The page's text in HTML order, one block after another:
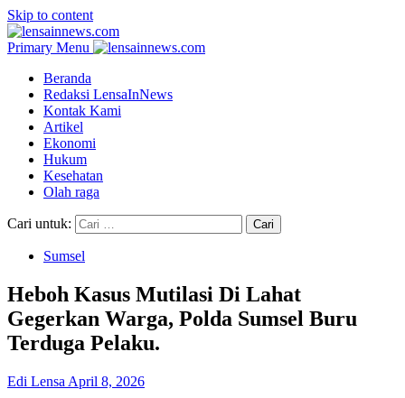
Skip to content
Primary Menu
Beranda
Redaksi LensaInNews
Kontak Kami
Artikel
Ekonomi
Hukum
Kesehatan
Olah raga
Cari untuk:
Sumsel
Heboh Kasus Mutilasi Di Lahat
Gegerkan Warga, Polda Sumsel Buru
Terduga Pelaku.
Edi Lensa April 8, 2026